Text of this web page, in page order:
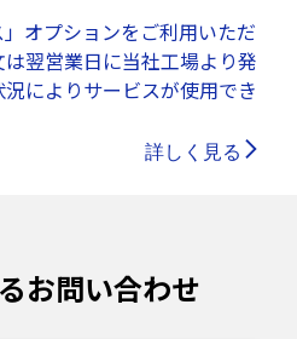
」オプションをご利用いただ
翌営業日に当社工場より発
によりサービスが使用でき
詳しく見る
お問い合わせ